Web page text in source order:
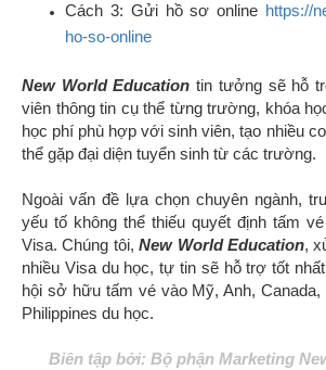
Cách 3: Gửi hồ sơ online https://
ho-so-online
New World Education tin tưởng sẽ hỗ
viên thông tin cụ thể từng trường, khóa
học phí phù hợp với sinh viên, tạo nhiều
thể gặp đại diện tuyển sinh từ các trường.
Ngoài vấn đề lựa chọn chuyên ngành,
yếu tố không thể thiếu quyết định tấm
Visa. Chúng tôi,New World Education,
nhiều Visa du học, tự tin sẽ hỗ trợ tốt
hội sở hữu tấm vé vào Mỹ, Anh, Canada,
Philippines du học.
Biên tập bởi: Bộ phận Marketing